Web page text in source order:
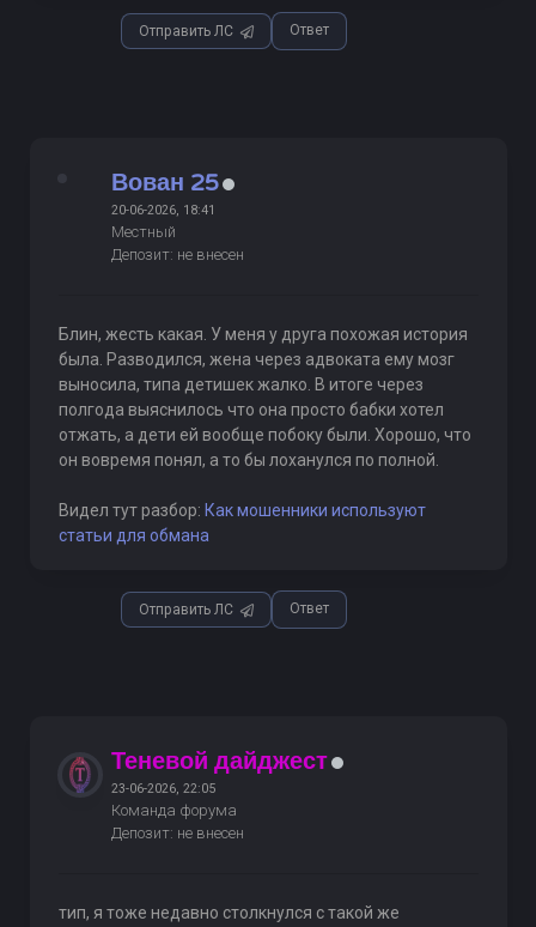
Отправить ЛС Ответ
Вован 25
20-06-2026, 18:41
Местный
Депозит: не внесен
Блин, жесть какая. У меня у друга похожая история
была. Разводился, жена через адвоката ему мозг
выносила, типа детишек жалко. В итоге через
полгода выяснилось что она просто бабки хотел
отжать, а дети ей вообще побоку были. Хорошо, что
он вовремя понял, а то бы лоханулся по полной.
Видел тут разбор: Как мошенники используют
статьи для обмана
Отправить ЛС Ответ
Теневой дайджест
23-06-2026, 22:05
Команда форума
Депозит: не внесен
тип, я тоже недавно столкнулся с такой же